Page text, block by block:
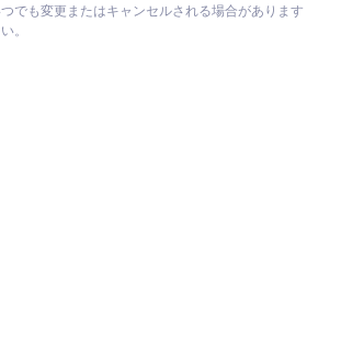
でも変更またはキャンセルされる場合があります
。